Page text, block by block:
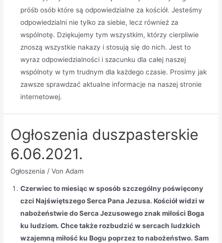
próśb osób które są odpowiedzialne za kościół. Jesteśmy
odpowiedzialni nie tylko za siebie, lecz również za
wspólnotę. Dziękujemy tym wszystkim, którzy cierpliwie
znoszą wszystkie nakazy i stosują się do nich. Jest to
wyraz odpowiedzialności i szacunku dla całej naszej
wspólnoty w tym trudnym dla każdego czasie. Prosimy jak
zawsze sprawdzać aktualne informacje na naszej stronie
internetowej.
Ogłoszenia duszpasterskie
6.06.2021.
Ogłoszenia / Von Adam
Czerwiec to miesiąc w sposób szczególny poświęcony
czci Najświętszego Serca Pana Jezusa. Kościół widzi w
nabożeństwie do Serca Jezusowego znak miłości Boga
ku ludziom. Chce także rozbudzić w sercach ludzkich
wzajemną miłość ku Bogu poprzez to nabożeństwo. Sam